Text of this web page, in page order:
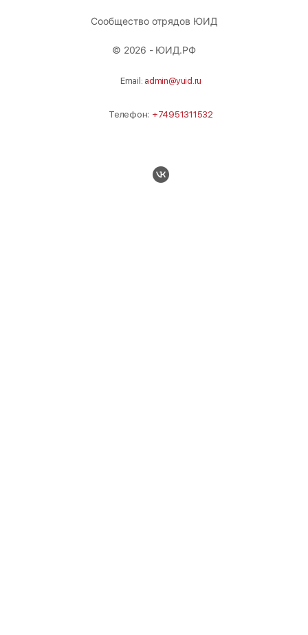
Сообщество отрядов ЮИД
© 2026 - ЮИД.РФ
Email: admin@yuid.ru
Телефон: +74951311532